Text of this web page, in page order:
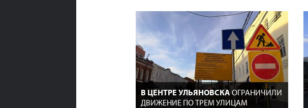
В ЦЕНТРЕ УЛЬЯНОВСКАОГРАНИЧИЛИ
ДВИЖЕНИЕ ПО ТРЕМ УЛИЦАМ